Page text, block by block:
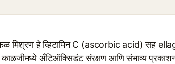
मिश्रण हे व्हिटामिन C (ascorbic acid) सह
अँटिऑक्सिडंट संरक्षण आणि संभाव्य प्रकाशन